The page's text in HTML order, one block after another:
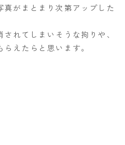
がまとまり次第アップした
れてしまいそうな拘りや、
えたらと思います。